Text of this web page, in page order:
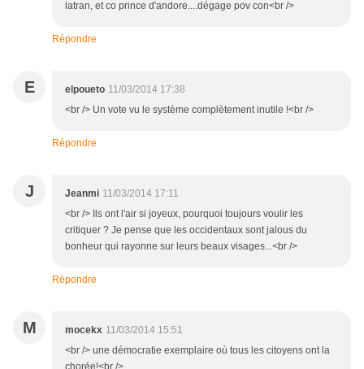
latran, et co prince d'andore....dégage pov con<br />
Répondre
E elpoueto 11/03/2014 17:38
<br /> Un vote vu le système complètement inutile !<br />
Répondre
J Jeanmi 11/03/2014 17:11
<br /> Ils ont l'air si joyeux, pourquoi toujours voulir les
critiquer ? Je pense que les occidentaux sont jalous du
bonheur qui rayonne sur leurs beaux visages...<br />
Répondre
M mocekx 11/03/2014 15:51
<br /> une démocratie exemplaire où tous les citoyens ont la
chorée!<br />